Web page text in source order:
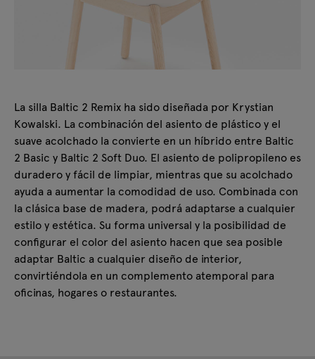
La silla Baltic 2 Remix ha sido diseñada por Krystian
Kowalski. La combinación del asiento de plástico y el
suave acolchado la convierte en un híbrido entre Baltic
2 Basic y Baltic 2 Soft Duo. El asiento de polipropileno es
duradero y fácil de limpiar, mientras que su acolchado
ayuda a aumentar la comodidad de uso. Combinada con
la clásica base de madera, podrá adaptarse a cualquier
estilo y estética. Su forma universal y la posibilidad de
configurar el color del asiento hacen que sea posible
adaptar Baltic a cualquier diseño de interior,
convirtiéndola en un complemento atemporal para
oficinas, hogares o restaurantes.